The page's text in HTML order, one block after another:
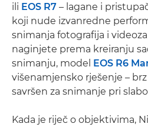
ili EOS R7 – lagane i
koji nude izvanredne
snimanja fotografija i
naginjete prema kreiranju
snimanju, model EOS R6
višenamjensko rješenje –
savršen za snimanje pri
Kada je riječ o objektivima,